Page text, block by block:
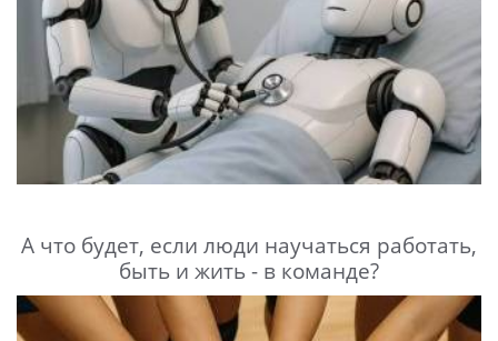
А что будет, если люди научаться работать,
быть и жить - в команде?